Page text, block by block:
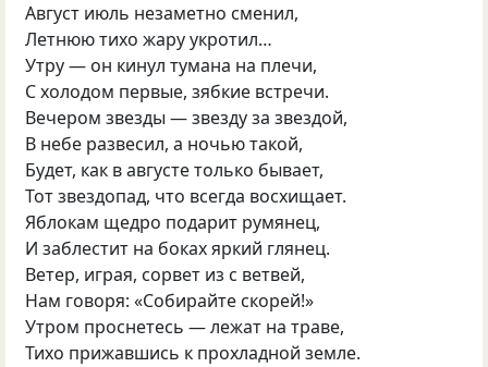
Август июль незаметно сменил,
Летнюю тихо жару укротил…
Утру — он кинул тумана на плечи,
С холодом первые, зябкие встречи.
Вечером звезды — звезду за звездой,
В небе развесил, а ночью такой,
Будет, как в августе только бывает,
Тот звездопад, что всегда восхищает.
Яблокам щедро подарит румянец,
И заблестит на боках яркий глянец.
Ветер, играя, сорвет из с ветвей,
Нам говоря: «Собирайте скорей!»
Утром проснетесь — лежат на траве,
Тихо прижавшись к прохладной земле.